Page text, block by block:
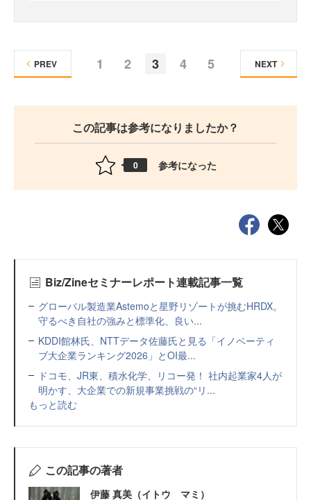
1 2 3 4 5
PREV NEXT
この記事は参考になりましたか？
0 参考になった
Biz/Zineセミナーレポート連載記事一覧
グローバル製造業Astemoと星野リゾートが挑むHRDX。
守るべき自社の強みと標準化、良い...
KDDI館林氏、NTTデータ佐藤氏と見る「イノベーティ
ブ大企業ランキング2026」とOI最...
ドコモ、JR東、積水化学、リコー発！ 社内起業家4人が
明かす、大企業での新規事業挑戦の“リ...
もっと読む
この記事の著者
伊藤 真美（イトウ マミ）